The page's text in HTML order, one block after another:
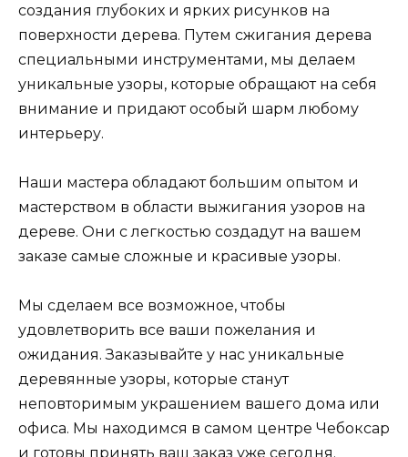
создания глубоких и ярких рисунков на
поверхности дерева. Путем сжигания дерева
специальными инструментами, мы делаем
уникальные узоры, которые обращают на себя
внимание и придают особый шарм любому
интерьеру.
Наши мастера обладают большим опытом и
мастерством в области выжигания узоров на
дереве. Они с легкостью создадут на вашем
заказе самые сложные и красивые узоры.
Мы сделаем все возможное, чтобы
удовлетворить все ваши пожелания и
ожидания. Заказывайте у нас уникальные
деревянные узоры, которые станут
неповторимым украшением вашего дома или
офиса. Мы находимся в самом центре Чебоксар
и готовы принять ваш заказ уже сегодня.